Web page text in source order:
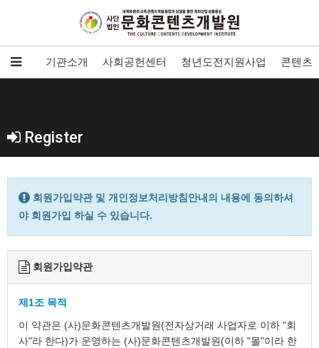
기관소개 사회공헌센터 청년도전지원사업 콘텐츠
Register
회원가입약관 및 개인정보처리방침안내의 내용에 동의하셔
야 회원가입 하실 수 있습니다.
회원가입약관
제1조 목적
이 약관은 (사)문화콘텐츠개발원(전자상거래 사업자로 이하 "회
사"라 한다)가 운영하는 (사)문화콘텐츠개발원(이하 "몰"이라 한